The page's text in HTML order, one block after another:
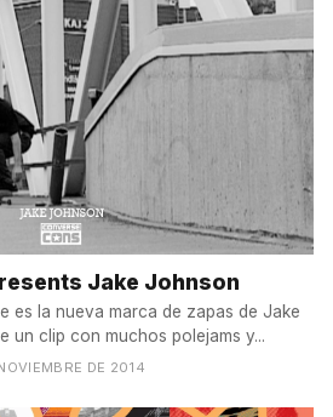
Jake Johnson
es la nueva marca de zapas de Jake
un clip con muchos polejams y...
DE 2014